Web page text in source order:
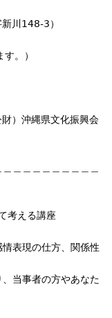
川148-3）
。）
）沖縄県文化振興会
考える講座
表現の仕方、関係性
当事者の方やあなた